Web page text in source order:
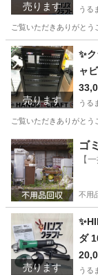
売ります うる
ご覧いただきありがと
沖縄 うるま市
売ります
✨
ャ
うる
ご覧いただきありがと
沖縄 うるま市 ゴ
【
不用
売ります
ダ
うる